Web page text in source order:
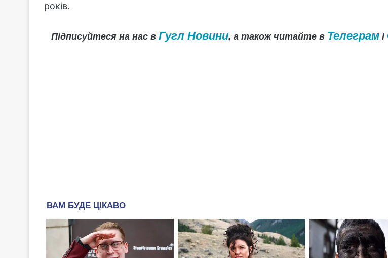
років.
Підписуйтеся на нас в Гугл Новини, а також читайте в Телеграмі